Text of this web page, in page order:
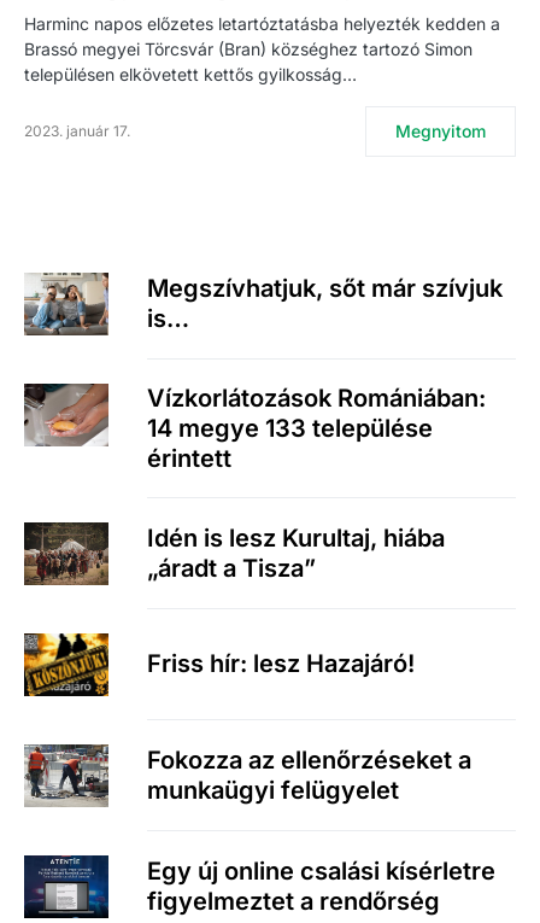
Harminc napos előzetes letartóztatásba helyezték kedden a
Brassó megyei Törcsvár (Bran) községhez tartozó Simon
településen elkövetett kettős gyilkosság…
2023. január 17. Megnyitom
Megszívhatjuk, sőt már szívjuk
is…
Vízkorlátozások Romániában:
14 megye 133 települése
érintett
Idén is lesz Kurultaj, hiába
„áradt a Tisza”
Friss hír: lesz Hazajáró!
Fokozza az ellenőrzéseket a
munkaügyi felügyelet
Egy új online csalási kísérletre
figyelmeztet a rendőrség